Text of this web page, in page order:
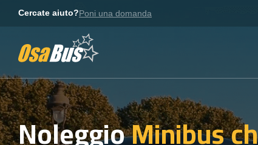
Cercate aiuto?Poni una domanda
NoleggioMinibus